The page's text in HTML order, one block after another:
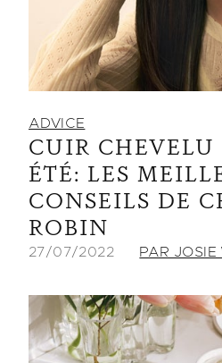
ADVICE
CUIR CHEVELU
ÉTÉ: LES
CONSEILS DE
ROBIN
27/07/2022 PAR JOSIE